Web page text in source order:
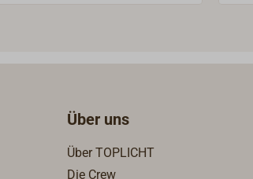
Über uns
Über TOPLICHT
Die Crew